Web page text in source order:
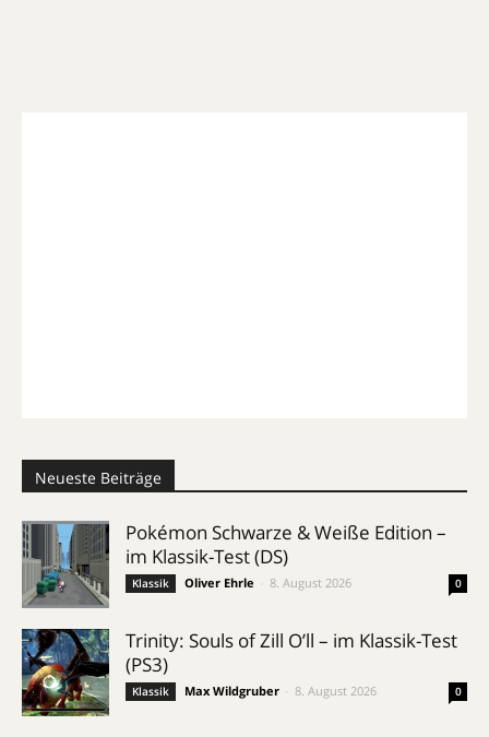
Neueste Beiträge
Pokémon Schwarze & Weiße Edition –
im Klassik-Test (DS)
Klassik Oliver Ehrle 8. August 2026 0
Trinity: Souls of Zill O’ll – im Klassik-Test
(PS3)
Klassik Max Wildgruber 8. August 2026 0